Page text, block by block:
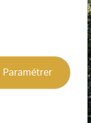
Paramétrer